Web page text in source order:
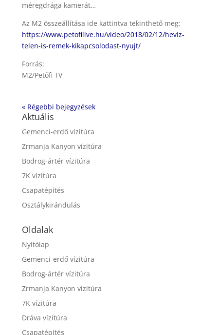
méregdrága kamerát…
Az M2 összeállítása ide kattintva tekinthető meg:
https://www.petofilive.hu/video/2018/02/12/heviz-
telen-is-remek-kikapcsolodast-nyujt/
Forrás:
M2/Petőfi TV
« Régebbi bejegyzések
Aktuális
Gemenci-erdő vízitúra
Zrmanja Kanyon vízitúra
Bodrog-ártér vízitúra
7K vízitúra
Csapatépítés
Osztálykirándulás
Oldalak
Nyitólap
Gemenci-erdő vízitúra
Bodrog-ártér vízitúra
Zrmanja Kanyon vízitúra
7K vízitúra
Dráva vízitúra
Csapatépítés